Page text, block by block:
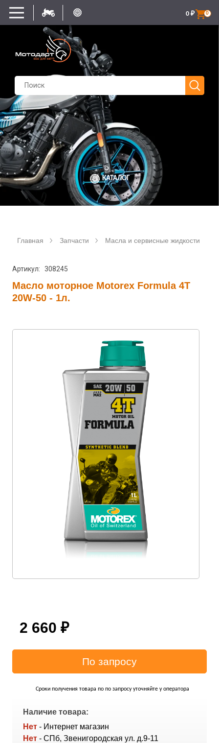
0
0 ₽
КАТАЛОГ
Главная Запчасти Масла и сервисные жидкости
Артикул: 308245
Масло моторное Motorex Formula 4T
20W-50 - 1л.
2 660 ₽
Сроки получения товара по по запросу уточняйте у оператора
Наличие товара:
Нет - Интернет магазин
Нет - СПб, Звенигородская ул. д.9-11